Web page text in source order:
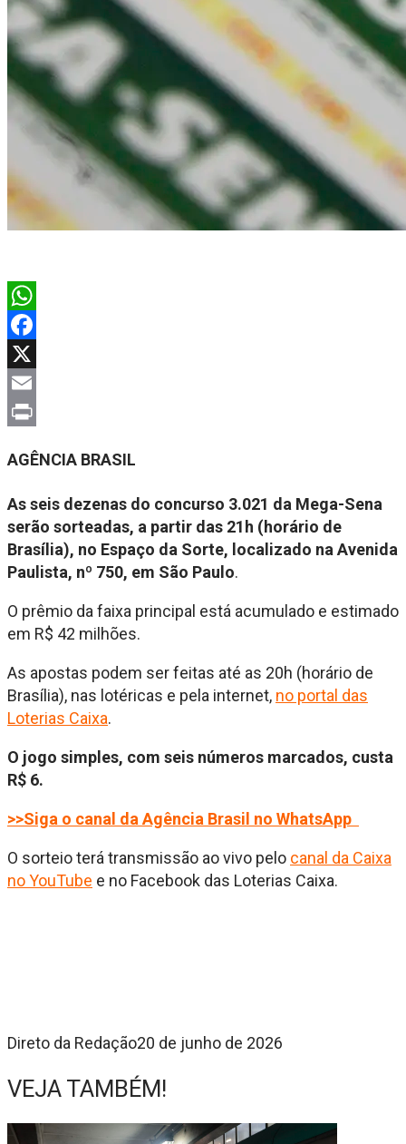
WhatsApp
Facebook
X
Email
AGÊNCIA BRASIL
As seis dezenas do concurso 3.021 da Mega-Sena
serão sorteadas, a partir das 21h (horário de
Brasília), no Espaço da Sorte, localizado na Avenida
Paulista, nº 750, em São Paulo.
O prêmio da faixa principal está acumulado e estimado
em R$ 42 milhões.
As apostas podem ser feitas até as 20h (horário de
Brasília), nas lotéricas e pela internet, no portal das
Loterias Caixa.
O jogo simples, com seis números marcados, custa
R$ 6.
>>Siga o canal da Agência Brasil no WhatsApp
O sorteio terá transmissão ao vivo pelo canal da Caixa
no YouTube e no Facebook das Loterias Caixa.
Direto da Redação20 de junho de 2026
VEJA TAMBÉM!